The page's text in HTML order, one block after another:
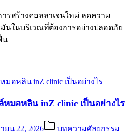
รสร้างคอลลาเจนใหม่ ลดความ
นในบริเวณที่ต้องการอย่างปลอดภัย
น
มอหลิน inZ clinic เป็นอย่างไร
ยน 22, 2026 บทความศัลยกรรม